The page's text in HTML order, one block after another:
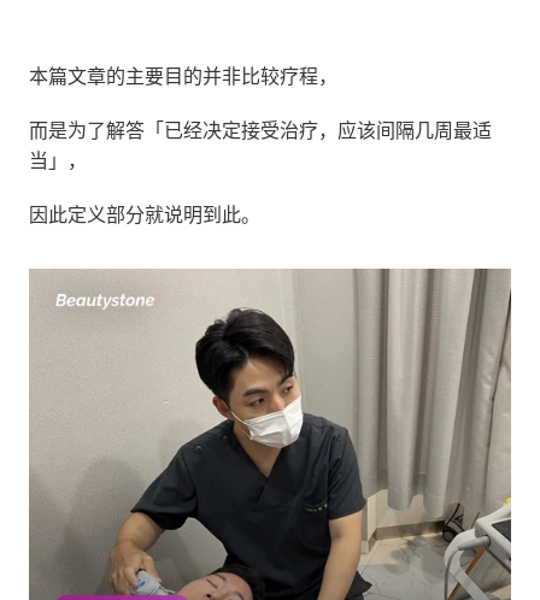
本篇文章的主要目的并非比较疗程，
而是为了解答「已经决定接受治疗，应该间隔几周最适
当」，
因此定义部分就说明到此。